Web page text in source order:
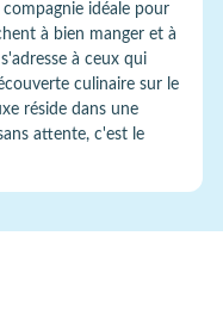
compagnie idéale pour
à bien manger et à
à ceux qui
culinaire sur le
réside dans une
attente, c'est le